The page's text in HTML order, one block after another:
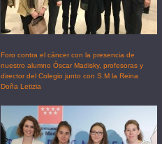
Foro contra el cáncer con la presencia de
nuestro alumno Óscar Madisky, profesoras y
director del Colegio junto con S.M la Reina
Doña Letizia